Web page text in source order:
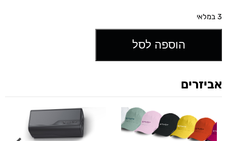
3 במלאי
הוספה לסל
אביזרים